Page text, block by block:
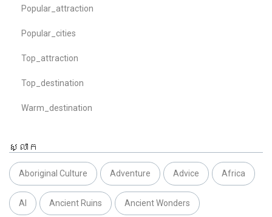
Popular_attraction
Popular_cities
Top_attraction
Top_destination
Warm_destination
ស្លាក
Aboriginal Culture Adventure Advice Africa
AI Ancient Ruins Ancient Wonders